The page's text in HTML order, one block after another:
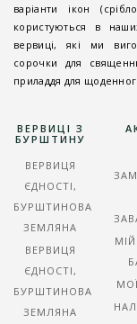
варіанти ікон
користуються в
вервиці, які ми
сорочки для
приладдя для
ВЕРВИЦІ З
БУРШТИНУ
ВЕРВИЦЯ
ЄДНОСТІ,
БУРШТИНОВА
ЗЕМЛЯНА
ВЕРВИЦЯ
ЄДНОСТІ,
БУРШТИНОВА
ЗЕМЛЯНА